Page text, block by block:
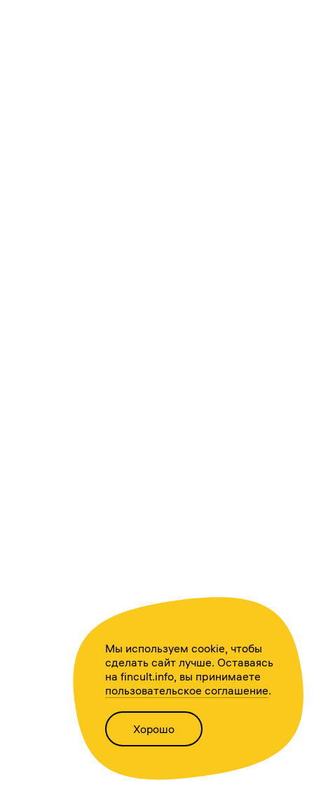
Мы используем cookie, чтобы
сделать сайт лучше. Оставаясь
на fincult.info, вы принимаете
пользовательское соглашение.
Хорошо